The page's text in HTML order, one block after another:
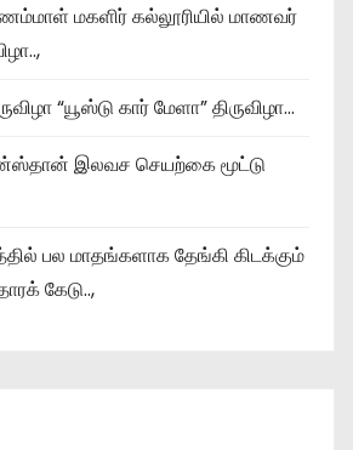
மகளிர் கல்லூரியில் மாணவர்
“யூஸ்டு கார் மேளா” திருவிழா…
இலவச செயற்கை மூட்டு
பல மாதங்களாக தேங்கி கிடக்கும்
கேடு..,